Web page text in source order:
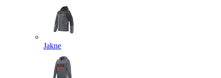
Jakne